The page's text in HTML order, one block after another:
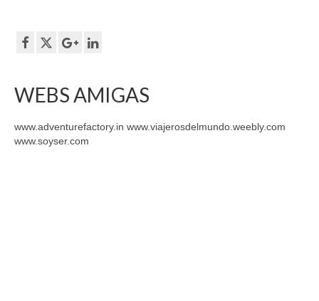
WEBS AMIGAS
www.adventurefactory.in www.viajerosdelmundo.weebly.com
www.soyser.com